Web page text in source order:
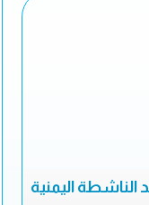
اليمنية